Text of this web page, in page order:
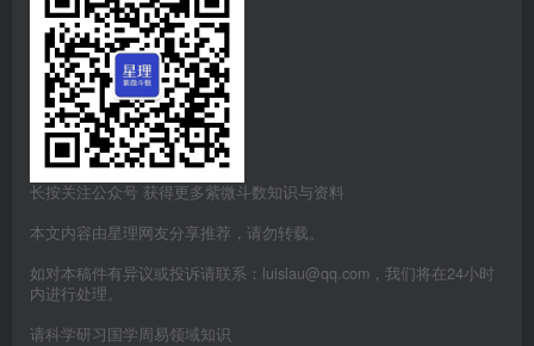
长按关注公众号 获得更多紫微斗数知识与资料
本文内容由星理网友分享推荐，请勿转载。
如对本稿件有异议或投诉请联系：luislau@qq.com，我们将在24小时
内进行处理。
请科学研习国学周易领域知识